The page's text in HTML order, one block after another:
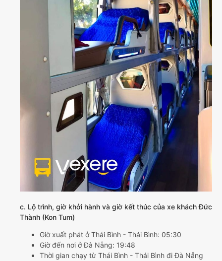
c. Lộ trình, giờ khởi hành và giờ kết thúc của xe khách Đức
Thành (Kon Tum)
Giờ xuất phát ở Thái Bình - Thái Bình: 05:30
Giờ đến nơi ở Đà Nẵng: 19:48
Thời gian chạy từ Thái Bình - Thái Bình đi Đà Nẵng